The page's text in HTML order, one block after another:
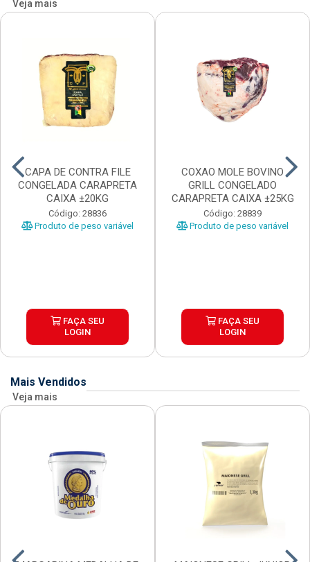
Veja mais
CAPA DE CONTRA FILE
CONGELADA CARAPRETA
CAIXA ±20KG
Código: 28836
Produto de peso variável
FAÇA SEU
LOGIN
COXAO MOLE BOVINO
GRILL CONGELADO
CARAPRETA CAIXA ±25KG
Código: 28839
Produto de peso variável
FAÇA SEU
LOGIN
Mais Vendidos
Veja mais